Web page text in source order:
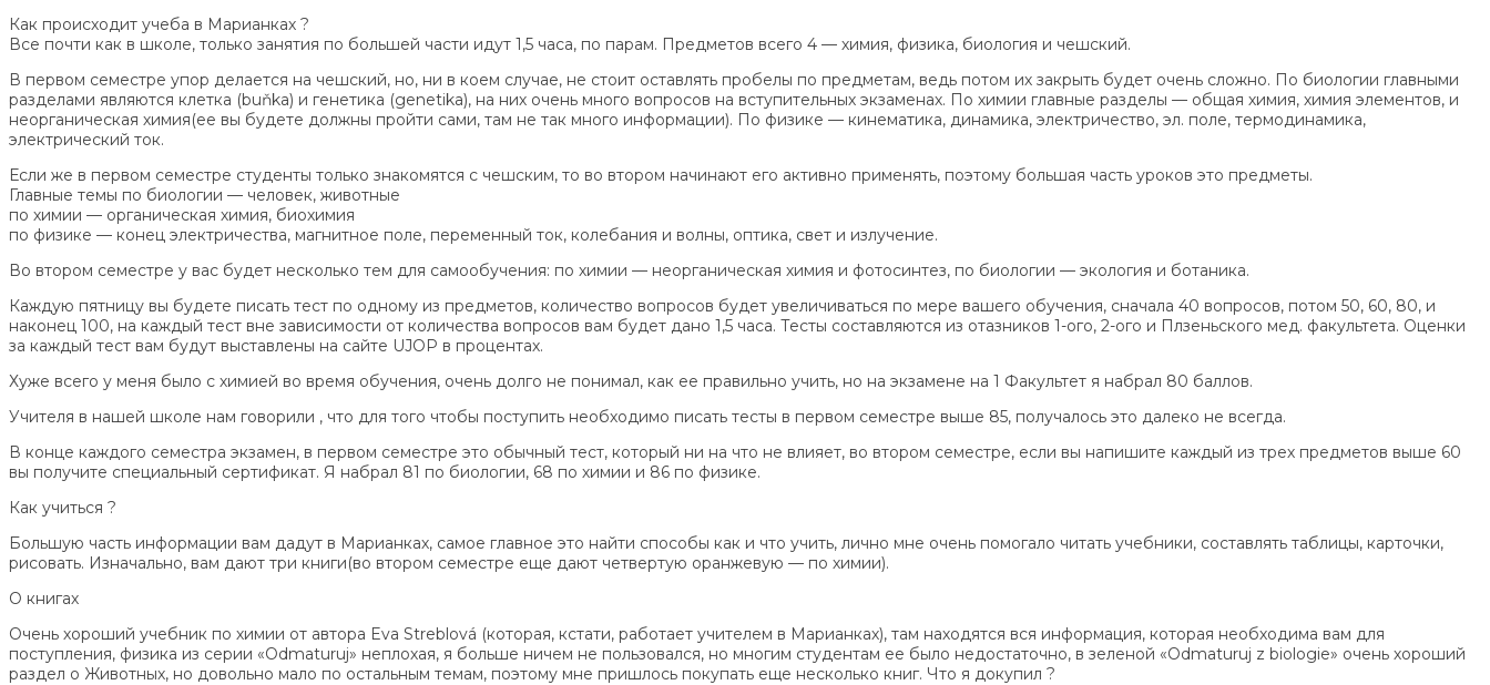
Как происходит учеба в Марианках ?
Все почти как в школе, только занятия по большей части идут 1,5 часа, по парам. Предметов всего 4 — химия, физика, биология и чешский.
В первом семестре упор делается на чешский, но, ни в коем случае, не стоит оставлять пробелы по предметам, ведь потом их закрыть будет очень сложно. По биологии главными
разделами являются клетка (buňka) и генетика (genetika), на них очень много вопросов на вступительных экзаменах. По химии главные разделы — общая химия, химия элементов, и
неорганическая химия(ее вы будете должны пройти сами, там не так много информации). По физике — кинематика, динамика, электричество, эл. поле, термодинамика,
электрический ток.
Если же в первом семестре студенты только знакомятся с чешским, то во втором начинают его активно применять, поэтому большая часть уроков это предметы.
Главные темы по биологии — человек, животные
по химии — органическая химия, биохимия
по физике — конец электричества, магнитное поле, переменный ток, колебания и волны, оптика, свет и излучение.
Во втором семестре у вас будет несколько тем для самообучения: по химии — неорганическая химия и фотосинтез, по биологии — экология и ботаника.
Каждую пятницу вы будете писать тест по одному из предметов, количество вопросов будет увеличиваться по мере вашего обучения, сначала 40 вопросов, потом 50, 60, 80, и
наконец 100, на каждый тест вне зависимости от количества вопросов вам будет дано 1,5 часа. Тесты составляются из отазников 1-ого, 2-ого и Плзеньского мед. факультета. Оценки
за каждый тест вам будут выставлены на сайте UJOP в процентах.
Хуже всего у меня было с химией во время обучения, очень долго не понимал, как ее правильно учить, но на экзамене на 1 Факультет я набрал 80 баллов.
Учителя в нашей школе нам говорили , что для того чтобы поступить необходимо писать тесты в первом семестре выше 85, получалось это далеко не всегда.
В конце каждого семестра экзамен, в первом семестре это обычный тест, который ни на что не влияет, во втором семестре, если вы напишите каждый из трех предметов выше 60
вы получите специальный сертификат. Я набрал 81 по биологии, 68 по химии и 86 по физике.
Как учиться ?
Большую часть информации вам дадут в Марианках, самое главное это найти способы как и что учить, лично мне очень помогало читать учебники, составлять таблицы, карточки,
рисовать. Изначально, вам дают три книги(во втором семестре еще дают четвертую оранжевую — по химии).
О книгах
Очень хороший учебник по химии от автора Eva Streblová (которая, кстати, работает учителем в Марианках), там находятся вся информация, которая необходима вам для
поступления, физика из серии «Odmaturuj» неплохая, я больше ничем не пользовался, но многим студентам ее было недостаточно, в зеленой «Odmaturuj z biologie» очень хороший
раздел о Животных, но довольно мало по остальным темам, поэтому мне пришлось покупать еще несколько книг. Что я докупил ?